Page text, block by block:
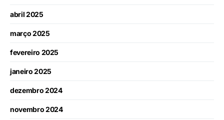
abril 2025
março 2025
fevereiro 2025
janeiro 2025
dezembro 2024
novembro 2024